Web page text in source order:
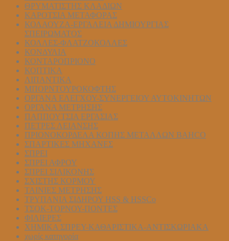
ΘΡΥΜΑΤΙΣΤΗΣ ΚΛΑΔΙΩΝ
ΚΑΡΟΤΣΙΑ ΜΕΤΑΦΟΡΑΣ
ΚΟΛΑΟΥΖΑ-ΕΡΓΑΛΕΙΑ ΔΗΜΙΟΥΡΓΙΑΣ
ΣΠΕΙΡΩΜΑΤΟΣ
ΚΟΛΛΕΣ-ΦΛΑΤΖΟΚΟΛΛΕΣ
ΚΟΝΔΥΛΙΑ
ΚΟΝΤΑΡΟΠΡΙΟΝΟ
ΚΟΠΤΙΚΑ
ΛΙΠΑΝΤΙΚΑ
ΜΠΟΡΝΤΟΥΡΟΚΟΦΤΗΣ
ΟΡΓΑΝΑ ΕΛΕΓΧΟΥ-ΣYΝΕΡΓΕΙΟΥ ΑΥΤΟΚΙΝΗΤΩΝ
ΟΡΓΑΝΑ ΜΕΤΡΗΣΗΣ
ΠΑΠΠΟΥΤΣΙΑ ΕΡΓΑΣΙΑΣ
ΠΕΤΡΕΣ ΛΕΙΑΝΣΗΣ
ΠΡΙΟΝΟΚΟΡΔΕΛΑ ΚΟΠΗΣ ΜΕΤΑΛΛΩΝ BAHCO
ΣΠΑΡΤΙΚΕΣ ΜΗΧΑΝΕΣ
ΣΠΡΕΙ
ΣΠΡΕΙ ΑΦΡΟΥ
ΣΠΡΕΙ ΣΙΛΙΚΟΝΗΣ
ΣΧΙΣΤΗΣ ΚΟΡΜΟΥ
ΤΑΙΝΙΕΣ ΜΕΤΡΗΣΗΣ
ΤΡΥΠΑΝΙΑ ΣΙΔΗΡΟΥ HSS & HSSCo
ΤΣΟΚ-ΤΟΡΝΟΥ-ΠΟΝΤΕΣ
ΦΙΛΙΕΡΕΣ
ΧΗΜΙΚΑ ΣΠΡΕΥ-ΚΑΘΑΡΙΣΤΙΚΑ-ΑΝΤΙΣΚΩΡΙΑΚΑ
χωρίς κατηγορία